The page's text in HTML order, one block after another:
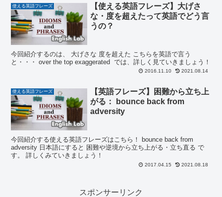
使える英語フレーズ
【使える英語フレーズ】大げさ
な・度を超えたって英語でどう言
うの？
今回紹介するのは、 大げさな 度を超えた こちらを英語で言う
と・・・ over the top exaggerated では、詳しく見ていきましょう！
2016.11.10 2021.08.14
使える英語フレーズ
【英語フレーズ】困難から立ち上
がる： bounce back from
adversity
今回紹介する使える英語フレーズはこちら！ bounce back from
adversity 日本語にすると 困難や逆境から立ち上がる・立ち直る で
す。 詳しくみていきましょう！
2017.04.15 2021.08.18
スポンサーリンク